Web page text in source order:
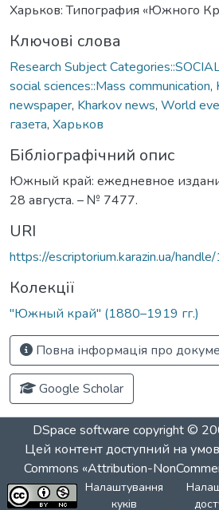
Харьков: Типография «Южного
Ключові слова
Research Subject
social sciences::Mass communication,
newspaper, Kharkov news, World
газета, Харьков
Бібліографічний опис
Южный край: ежедневное
28 августа. – № 7477.
URI
https://escriptorium.karazin.ua/
Колекції
"Южный край" (1880–1919 гг.)
Повна інформація про
Google Scholar
DSpace software copyright ©
Цей контент доступний на
Commons «Attribution-
Налаштування
куків